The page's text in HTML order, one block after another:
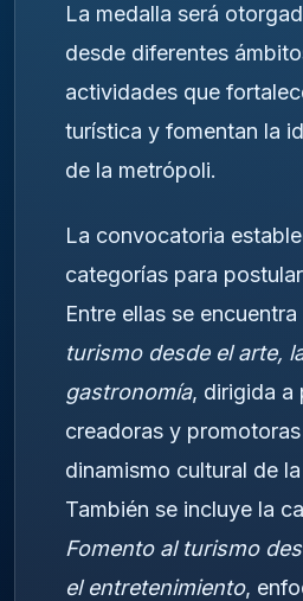
La medalla será
desde diferentes
actividades que
turística y fomentan la
de la metrópoli.
La convocatoria
categorías para
Entre ellas se encuentra
turismo desde el arte,
gastronomía, dirigida a
creadoras y
dinamismo cultural de
También se incluye la
Fomento al turismo
el entretenimiento,